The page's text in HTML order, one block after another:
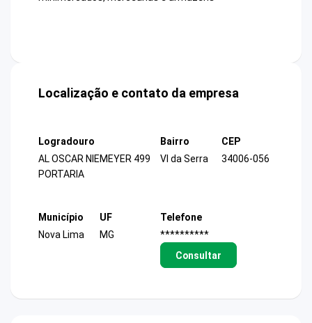
Localização e contato da empresa
Logradouro
AL OSCAR NIEMEYER 499
PORTARIA
Bairro
Vl da Serra
CEP
34006-056
Município
Nova Lima
UF
MG
Telefone
**********
Consultar